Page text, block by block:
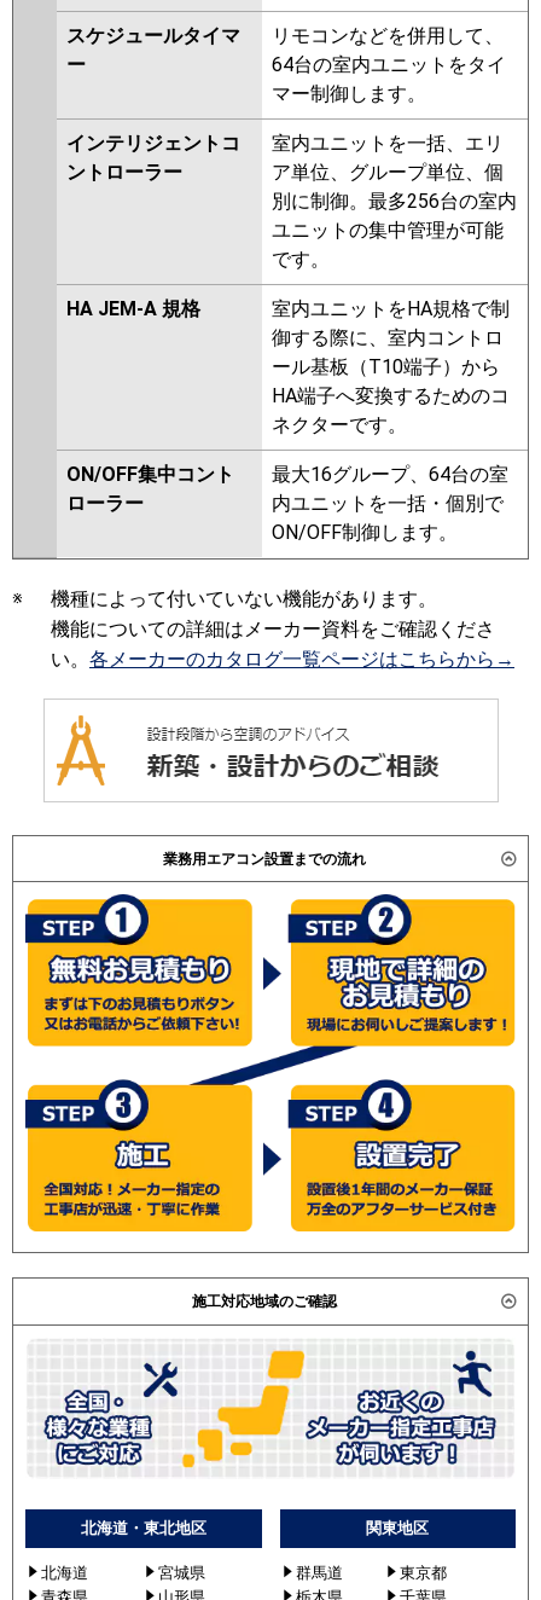
スケジュールタイマ
ー
リモコンなどを併用して、
64台の室内ユニットをタイ
マー制御します。
インテリジェントコ
ントローラー
室内ユニットを一括、エリ
ア単位、グループ単位、個
別に制御。最多256台の室内
ユニットの集中管理が可能
です。
HA JEM-A 規格
室内ユニットをHA規格で制
御する際に、室内コントロ
ール基板（T10端子）から
HA端子へ変換するためのコ
ネクターです。
ON/OFF集中コント
ローラー
最大16グループ、64台の室
内ユニットを一括・個別で
ON/OFF制御します。
※
機種によって付いていない機能があります。
機能についての詳細はメーカー資料をご確認くださ
い。 各メーカーのカタログ一覧ページはこちらから→
業務用エアコン設置までの流れ
施工対応地域のご確認
北海道・東北地区
北海道
宮城県
関東地区
群馬道
東京都